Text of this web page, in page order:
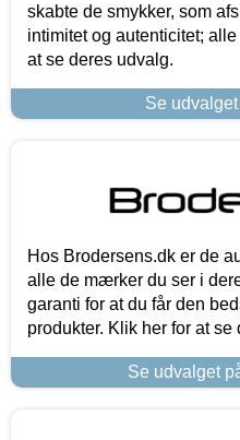
skabte de smykker, som
intimitet og autenticitet;
at se deres udvalg.
Se
Hos Brodersens.dk er de
alle de mærker du ser i
garanti for at du får den
produkter. Klik her for at se
Se udvalget